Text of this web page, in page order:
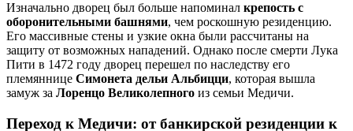
Изначально дворец был больше напоминал крепость с
оборонительными башнями, чем роскошную резиденцию.
Его массивные стены и узкие окна были рассчитаны на
защиту от возможных нападений. Однако после смерти Лука
Пити в 1472 году дворец перешел по наследству его
племяннице Симонета дельи Альбицци, которая вышла
замуж за Лоренцо Великолепного из семьи Медичи.
Переход к Медичи: от банкирской резиденции к